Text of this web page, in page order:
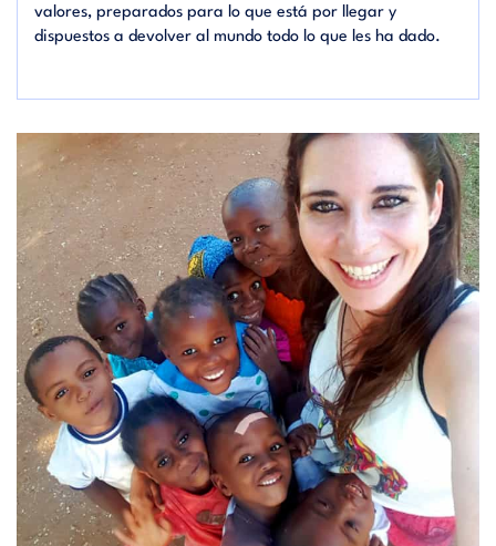
valores, preparados para lo que está por llegar y
dispuestos a devolver al mundo todo lo que les ha dado.